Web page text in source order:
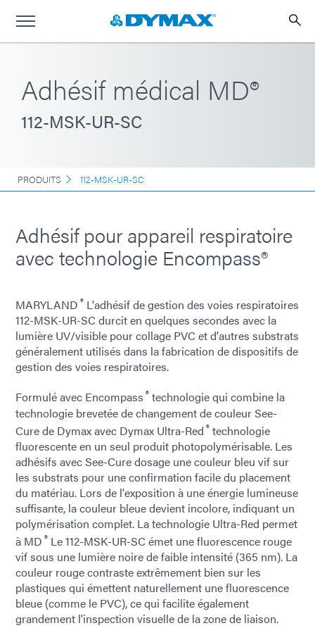
Adhésif médical MD®
112-MSK-UR-SC
PRODUITS 112-MSK-UR-SC
Adhésif pour appareil respiratoire
avec technologie Encompass®
MARYLAND ® L'adhésif de gestion des voies respiratoires
112-MSK-UR-SC durcit en quelques secondes avec la
lumière UV/visible pour collage PVC et d'autres substrats
généralement utilisés dans la fabrication de dispositifs de
gestion des voies respiratoires.
Formulé avec Encompass ® technologie qui combine la
technologie brevetée de changement de couleur See-
Cure de Dymax avec Dymax Ultra-Red ® technologie
fluorescente en un seul produit photopolymérisable. Les
adhésifs avec See-Cure dosage une couleur bleu vif sur
les substrats pour une confirmation facile du placement
du matériau. Lors de l'exposition à une énergie lumineuse
suffisante, la couleur bleue devient incolore, indiquant un
polymérisation complet. La technologie Ultra-Red permet
à MD ® Le 112-MSK-UR-SC émet une fluorescence rouge
vif sous une lumière noire de faible intensité (365 nm). La
couleur rouge contraste extrêmement bien sur les
plastiques qui émettent naturellement une fluorescence
bleue (comme le PVC), ce qui facilite également
grandement l'inspection visuelle de la zone de liaison.